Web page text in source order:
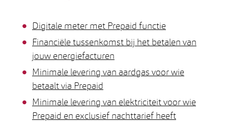
Thema's
Digitale meter met Prepaid functie
Financiële tussenkomst bij het betalen van
jouw energiefacturen
Minimale levering van aardgas voor wie
betaalt via Prepaid
Minimale levering van elektriciteit voor wie
Prepaid en exclusief nachttarief heeft